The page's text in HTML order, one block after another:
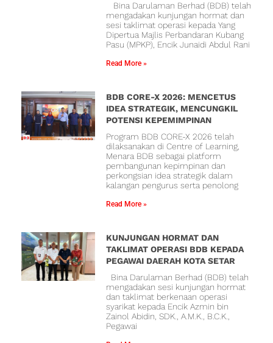
Bina Darulaman Berhad (BDB) telah
mengadakan kunjungan hormat dan
sesi taklimat operasi kepada Yang
Dipertua Majlis Perbandaran Kubang
Pasu (MPKP), Encik Junaidi Abdul Rani
Read More »
BDB CORE-X 2026: MENCETUS
IDEA STRATEGIK, MENCUNGKIL
POTENSI KEPEMIMPINAN
Program BDB CORE-X 2026 telah
dilaksanakan di Centre of Learning,
Menara BDB sebagai platform
pembangunan kepimpinan dan
perkongsian idea strategik dalam
kalangan pengurus serta penolong
Read More »
KUNJUNGAN HORMAT DAN
TAKLIMAT OPERASI BDB KEPADA
PEGAWAI DAERAH KOTA SETAR
Bina Darulaman Berhad (BDB) telah
mengadakan sesi kunjungan hormat
dan taklimat berkenaan operasi
syarikat kepada Encik Azmin bin
Zainol Abidin, SDK., A.M.K., B.C.K.,
Pegawai